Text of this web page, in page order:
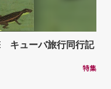
キューバ旅行同行記
特集